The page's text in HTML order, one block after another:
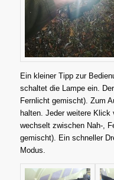
Ein kleiner Tipp zur
schaltet die Lampe ein.
Fernlicht gemischt). Zum
halten. Jeder weitere
wechselt zwischen Nah-,
gemischt). Ein schneller
Modus.